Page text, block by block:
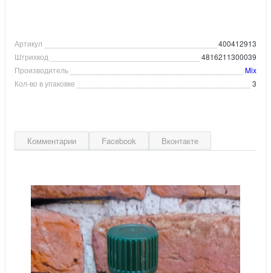
Артикул
400412913
Штрихкод
4816211300039
Производитель
Mix
Кол-во в упаковке
3
Комментарии Facebook Вконтакте